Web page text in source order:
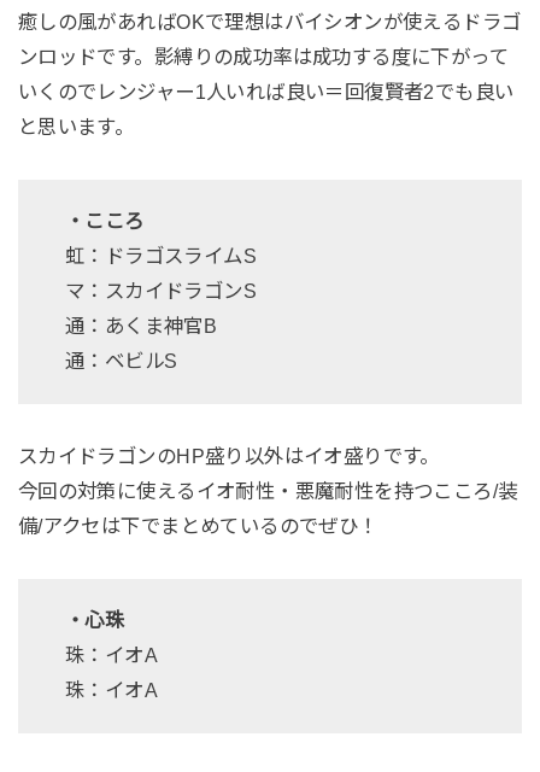
癒しの風があればOKで理想はバイシオンが使えるドラゴ
ンロッドです。影縛りの成功率は成功する度に下がって
いくのでレンジャー1人いれば良い＝回復賢者2でも良い
と思います。
・こころ
虹：ドラゴスライムS
マ：スカイドラゴンS
通：あくま神官B
通：ベビルS
スカイドラゴンのHP盛り以外はイオ盛りです。
今回の対策に使えるイオ耐性・悪魔耐性を持つこころ/装
備/アクセは下でまとめているのでぜひ！
・心珠
珠：イオA
珠：イオA